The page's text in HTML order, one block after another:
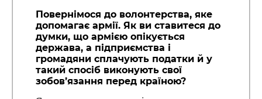
Повернімося до волонтерства, яке
допомагає армії. Як ви ставитеся до
думки, що армією опікується
держава, а підприємства і
громадяни сплачують податки й у
такий спосіб виконують свої
зобов’язання перед країною?